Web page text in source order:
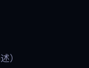
）